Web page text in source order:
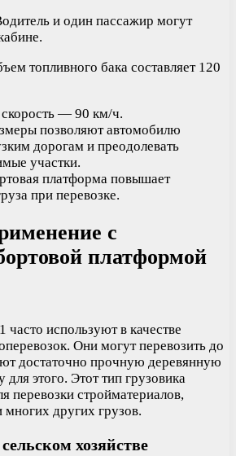
и один пассажир могут
топливного бака составляет 120
— 90 км/ч.
позволяют автомобилю
дорогам и преодолевать
участки.
платформа повышает
при перевозке.
с
платформой
используют в качестве
Они могут перевозить до
достаточно прочную деревянную
этого. Этот тип грузовика
перевозки стройматериалов,
многих других грузов.
хозяйстве